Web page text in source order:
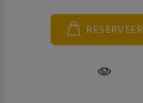
RESERVEER